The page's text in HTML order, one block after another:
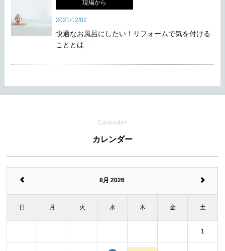
現場から
2021/12/02
快適なお風呂にしたい！リフォームで気を付ける
こととは …
Calender
カレンダー
8月 2026
日 月 火 水 木 金 土
1